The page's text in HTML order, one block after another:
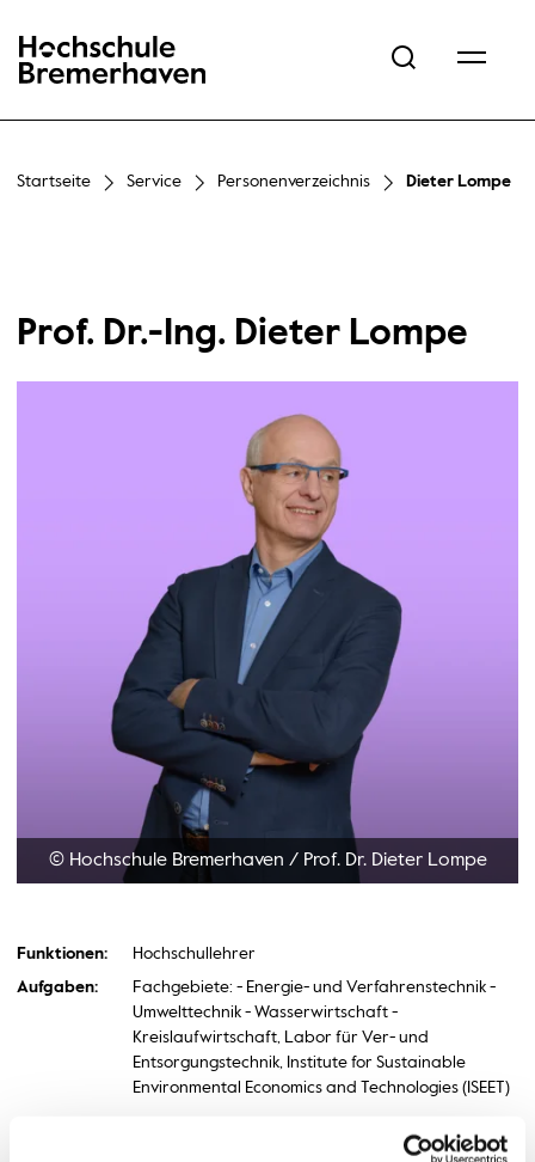
Hochschule Bremerhaven
Startseite Service Personenverzeichnis Dieter Lompe
Prof. Dr.-Ing. Dieter Lompe
© Hochschule Bremerhaven /Prof. Dr. Dieter Lompe
Funktionen:
Hochschullehrer
Aufgaben:
Fachgebiete: - Energie- und Verfahrenstechnik -
Umwelttechnik - Wasserwirtschaft -
Kreislaufwirtschaft, Labor für Ver- und
Entsorgungstechnik, Institute for Sustainable
Environmental Economics and Technologies (ISEET)